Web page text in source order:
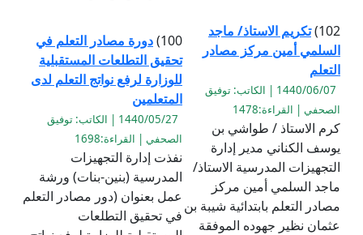
102) تكريم الاستاذ/ ماجد
السلمي أمين مركز مصادر
التعلم
1440/06/07 | الكاتب: توفيق
الصحفي | القراءة:1478
كرم الاستاذ / طواشي بن
يوسف الكناني مدير إدارة
التجهيزات المدرسية الاستاذ/
ماجد السلمي أمين مركز
مصادر التعلم بابتدائية شيبة بن
عثمان نظير جهوده الموفقة
100) دورة مصادر التعلم في
تحقيق التطلعات المستقبلية
للوزارة لرفع نواتج التعلم لدى
المتعلمين
1440/05/27 | الكاتب: توفيق
الصحفي | القراءة:1698
نفذت إدارة التجهيزات
المدرسية (بنين-بنات) ورشة
عمل بعنوان (دور مصادر التعلم
في تحقيق التطلعات